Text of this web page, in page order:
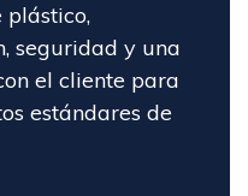
plástico,
seguridad y una
el cliente para
estándares de